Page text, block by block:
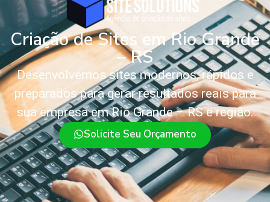
Criação de Sites em Rio Grande
– RS
Desenvolvemos sites modernos, rápidos e
preparados para gerar resultados reais para
sua empresa em Rio Grande – RS e região.
Solicite Seu Orçamento